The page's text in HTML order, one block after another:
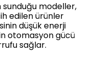
sunduğu modeller,
edilen ürünler
düşük enerji
otomasyon gücü
sağlar.